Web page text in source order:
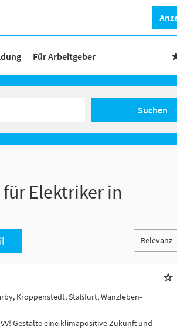
Für Arbeitgeber
Suchen
Elektriker in
Kroppenstedt, Staßfurt, Wanzleben-
Gestalte eine klimapositive Zukunft und